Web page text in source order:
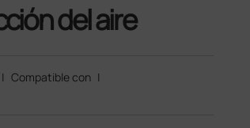
del aire
| Compatible con |